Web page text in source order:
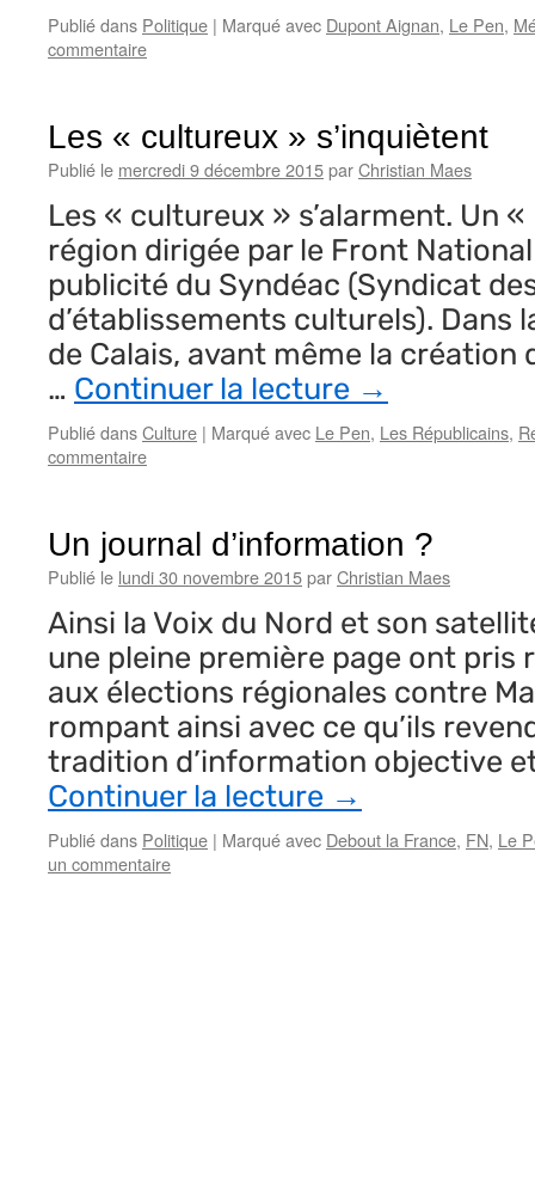
Publié dans Politique | Marqué avec Dupont Aignan, Le Pen,
commentaire
Les « cultureux » s’inquiètent
Publié le mercredi 9 décembre 2015parChristian Maes
Les « cultureux » s’alarment. Un
région dirigée par le Front
publicité du Syndéac (Syndicat
d’établissements culturels). Dans
de Calais, avant même la
… Continuer la lecture →
Publié dansCulture | Marqué avec Le Pen, Les Républicains,
commentaire
Un journal d’information ?
Publié le lundi 30 novembre 2015parChristian Maes
Ainsi la Voix du Nord et son
une pleine première page ont pris
aux élections régionales contre
rompant ainsi avec ce qu’ils
tradition d’information objective
Continuer la lecture →
Publié dans Politique | Marqué avec Debout la France, FN, Le
un commentaire